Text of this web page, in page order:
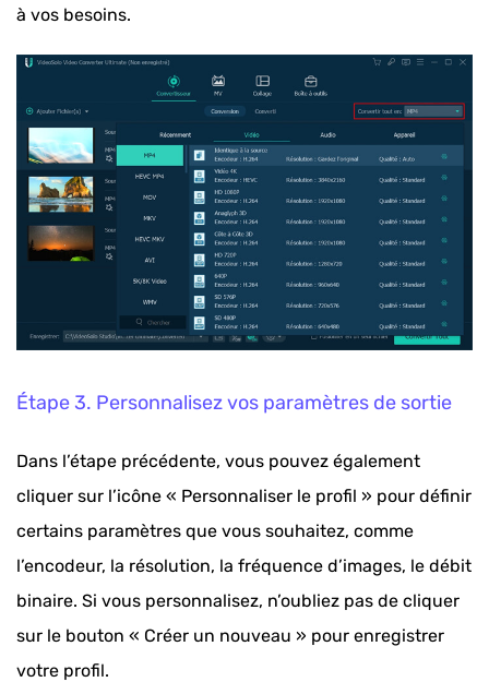
à vos besoins.
Étape 3. Personnalisez vos paramètres de sortie
Dans l’étape précédente, vous pouvez également
cliquer sur l’icône « Personnaliser le profil » pour définir
certains paramètres que vous souhaitez, comme
l’encodeur, la résolution, la fréquence d’images, le débit
binaire. Si vous personnalisez, n’oubliez pas de cliquer
sur le bouton « Créer un nouveau » pour enregistrer
votre profil.